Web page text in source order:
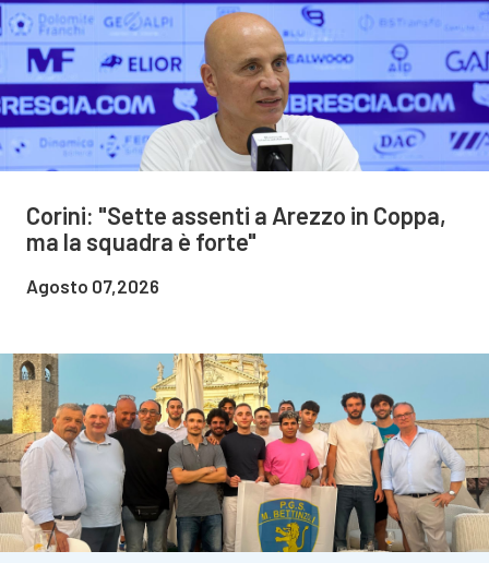
Corini: "Sette assenti a Arezzo in Coppa,
ma la squadra è forte"
Agosto 07,2026